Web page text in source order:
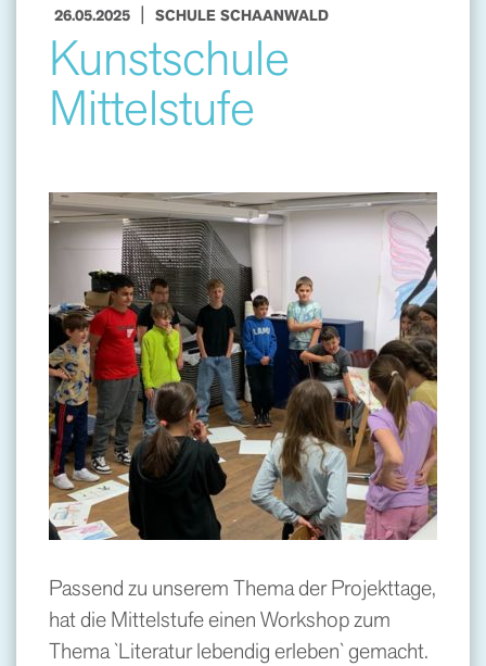
26.05.2025 | SCHULE SCHAANWALD
Kunstschule
Mittelstufe
Passend zu unserem Thema der Projekttage,
hat die Mittelstufe einen Workshop zum
Thema `Literatur lebendig erleben` gemacht.